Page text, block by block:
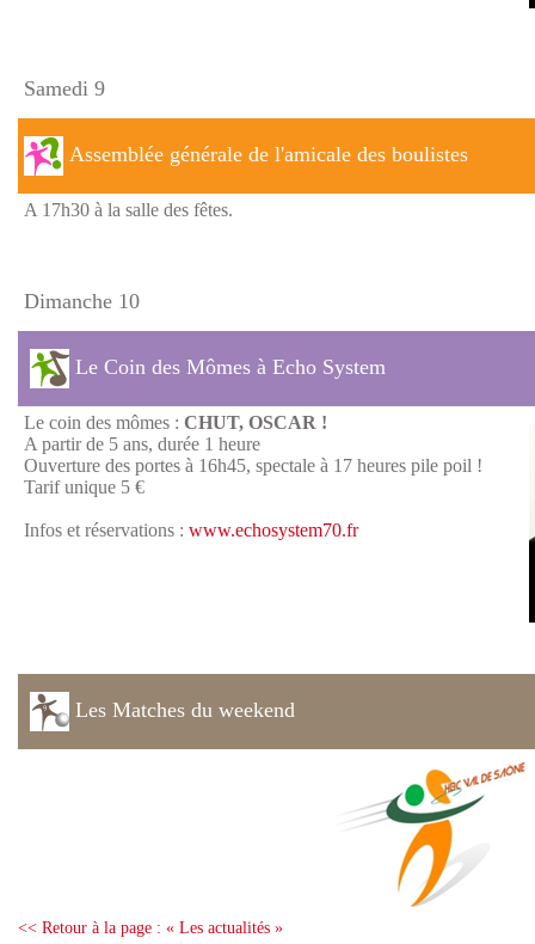
Samedi 9
Assemblée générale de l'amicale des boulistes
A 17h30 à la salle des fêtes.
Dimanche 10
Le Coin des Mômes à Echo System
Le coin des mômes : CHUT, OSCAR !
A partir de 5 ans, durée 1 heure
Ouverture des portes à 16h45, spectale à 17 heures pile poil !
Tarif unique 5 €
Infos et réservations : www.echosystem70.fr
Les Matches du weekend
<< Retour à la page : « Les actualités »